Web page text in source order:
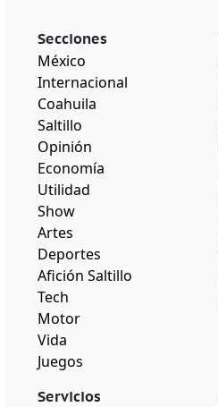
Secciones
México
Internacional
Coahuila
Saltillo
Opinión
Economía
Utilidad
Show
Artes
Deportes
Afición Saltillo
Tech
Motor
Vida
Juegos
Servicios